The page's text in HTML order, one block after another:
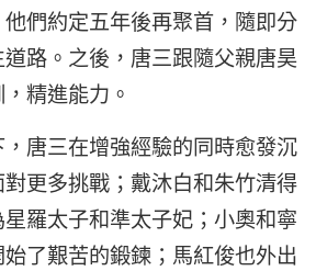
們約定五年後再聚首，隨即分
路。之後，唐三跟隨父親唐昊
精進能力。
唐三在增強經驗的同時愈發沉
更多挑戰；戴沐白和朱竹清得
羅太子和準太子妃；小奧和寧
了艱苦的鍛鍊；馬紅俊也外出